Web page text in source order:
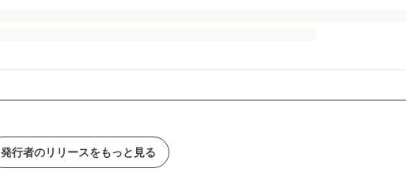
発行者のリリースをもっと見る